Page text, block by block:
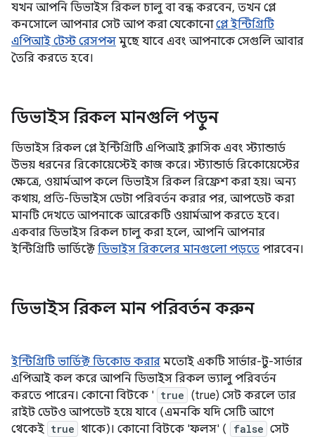
যখন আপনি ডিভাইস রিকল চালু বা বন্ধ করবেন, তখন প্লে
কনসোলে আপনার সেট আপ করা যেকোনোপ্লে ইন্টিগ্রিটি
এপিআই টেস্ট রেসপন্স মুছে যাবে এবং আপনাকে সেগুলি আবার
তৈরি করতে হবে।
ডিভাইস রিকল মানগুলি পড়ুন
ডিভাইস রিকল প্লে ইন্টিগ্রিটি এপিআই ক্লাসিক এবং স্ট্যান্ডার্ড
উভয় ধরনের রিকোয়েস্টেই কাজ করে। স্ট্যান্ডার্ড রিকোয়েস্টের
ক্ষেত্রে, ওয়ার্মআপ কলে ডিভাইস রিকল রিফ্রেশ করা হয়। অন্য
কথায়, প্রতি-ডিভাইস ডেটা পরিবর্তন করার পর, আপডেট করা
মানটি দেখতে আপনাকে আরেকটি ওয়ার্মআপ করতে হবে।
একবার ডিভাইস রিকল চালু করা হলে, আপনি আপনার
ইন্টিগ্রিটি ভার্ডিক্টে ডিভাইস রিকলের মানগুলো পড়তে পারবেন।
ডিভাইস রিকল মান পরিবর্তন করুন
ইন্টিগ্রিটি ভার্ডিক্ট ডিকোড করার মতোই একটি সার্ভার-টু-সার্ভার
এপিআই কল করে আপনি ডিভাইস রিকল ভ্যালু পরিবর্তন
করতে পারেন। কোনো বিটকে ' true (true) সেট করলে তার
রাইট ডেটও আপডেট হয়ে যাবে (এমনকি যদি সেটি আগে
থেকেই true থাকে)। কোনো বিটকে 'ফলস' ( false সেট